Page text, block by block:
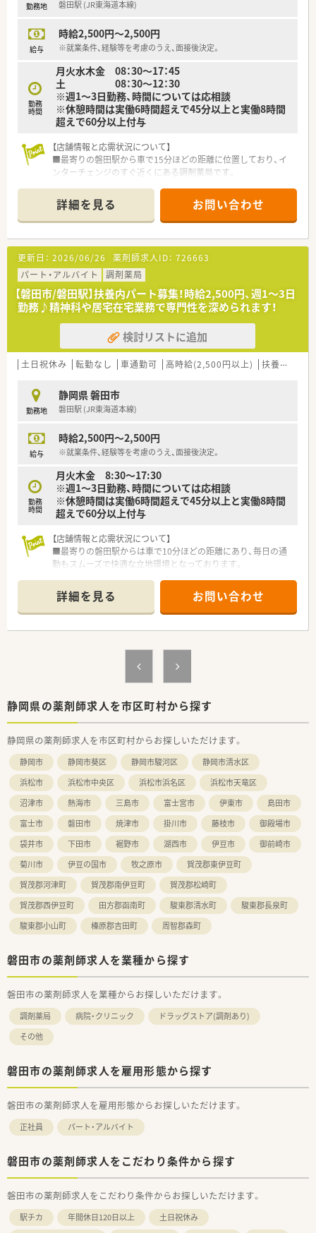
す。
支給など、生活面をサポートする制度がしっかりと機能していま
す。
勤務地 磐田駅 (JR東海道本線)
給与
時給2,500円～2,500円
※就業条件、経験等を考慮のうえ、面接後決定。
勤務
時間
月火水木金 08：30～17：45
土 08：30～12：30
※週1～3日勤務、時間については応相談
※休憩時間は実働6時間超えで45分以上と実働8時間
超えで60分以上付与
【店舗情報と応需状況について】
■最寄りの磐田駅から車で15分ほどの距離に位置しており、イ
ンターチェンジのすぐ近くにある調剤薬局です。
応需枚数は70枚から80枚程度となっております。
■個人の居宅在宅に加えて6ヶ所の施設在宅にも対応しており、
200名以上の患者様を受け持つ地域密着の店舗です。
【法人特徴について】
■代表が管理薬剤師を務めるとともに門前クリニックの採用も
支援しており、医療機関と非常に良好な関係を築いています。
■住宅手当の支給や交通費の支給など、スタッフが安心して長く
働き続けられるような福利厚生が充実している法人です。
■大手チェーン店にはない柔軟な対応力とアットホームな雰囲
気が魅力であり、地域に根ざした店舗運営を行っています。
【職場環境と雰囲気】
■調剤室は大変広く確保されており、各種調剤機器や在宅用の医
■監査システムや電子薬歴などの最新設備が導入されており、過
誤を防止しながら安全に調剤を行える環境が整っています。
■マイカーでの通勤が可能なうえに駐車場も完備されているた
詳細を見る お問い合わせ
更新日： 2026/06/26 薬剤師求人ID： 726663
パート・アルバイト
調剤薬局
【磐田市/磐田駅】扶養内パート募集！時給2,500円、週1～3日
勤務♪精神科や居宅在宅業務で専門性を深められます！
検討リストに追加
土日祝休み 転勤なし 車通勤可 高時給(2,500円以上) 扶養内勤務OK
勤務地
静岡県 磐田市
磐田駅 (JR東海道本線)
給与
時給2,500円～2,500円
※就業条件、経験等を考慮のうえ、面接後決定。
勤務
時間
月火木金 8:30～17:30
※週1～3日勤務、時間については応相談
※休憩時間は実働6時間超えで45分以上と実働8時間
超えで60分以上付与
【店舗情報と応需状況について】
■最寄りの磐田駅からは車で10分ほどの距離にあり、毎日の通
勤もスムーズで快適な立地環境となっております。
処方箋枚数は約10枚と落ち着いた環境です。
■月火木金の営業時間は17時30分までとなっており、無理のな
いスケジュールでゆとりを持って働けます。
■地域に根ざした医療提供を目指しており、患者様一人ひとりに
きめ細やかな対応を行っているのが特徴です。
■住宅手当などの福利厚生が充実しており、スタッフが安心して
【職場環境と雰囲気】
■1日の処方箋枚数が約10枚と比較的落ち着いているため、一人
ひとりの患者様とじっくり向き合える環境です。
■少人数ならではの風通しの良さがあり、分からないことがあっ
ても気軽に相談できる温かい雰囲気の職場です。
■車通勤が可能なだけでなく、住宅補助などの手当も完備されて
おり、生活面でも手厚いサポートがあります。
【こんな方が活躍中】
■これまでの調剤経験を活かして、より専門的なスキルを身につ
けたいと考える向上心の高い方が活躍しています。
■仕事とプライベートのバランスを大切にし、限られた時間の中
で効率的に業務をこなす方が多く在籍しています。
■患者様との対話を重視し、親身になって健康相談に乗ることが
できるコミュニケーション能力の高い方が活躍中です。
詳細を見る お問い合わせ
静岡県の薬剤師求人を市区町村から探す
静岡県の薬剤師求人を市区町村からお探しいただけます。
静岡市 静岡市葵区 静岡市駿河区
静岡市清水区
浜松市
浜松市中央区 浜松市浜名区
浜松市天竜区
沼津市
熱海市 三島市 富士宮市 伊東市
島田市
富士市
磐田市 焼津市 掛川市 藤枝市
御殿場市
袋井市
下田市 裾野市 湖西市 伊豆市
御前崎市
菊川市
伊豆の国市 牧之原市
賀茂郡東伊豆町
賀茂郡河津町
賀茂郡南伊豆町
賀茂郡松崎町
賀茂郡西伊豆町
田方郡函南町 駿東郡清水町
駿東郡長泉町
駿東郡小山町
榛原郡吉田町 周智郡森町
磐田市の薬剤師求人を業種から探す
磐田市の薬剤師求人を業種からお探しいただけます。
調剤薬局 病院・クリニック
ドラッグストア(調剤あり)
その他
磐田市の薬剤師求人を雇用形態から探す
磐田市の薬剤師求人を雇用形態からお探しいただけます。
正社員 パート・アルバイト
磐田市の薬剤師求人をこだわり条件から探す
磐田市の薬剤師求人をこだわり条件からお探しいただけます。
駅チカ 年間休日120日以上
土日祝休み